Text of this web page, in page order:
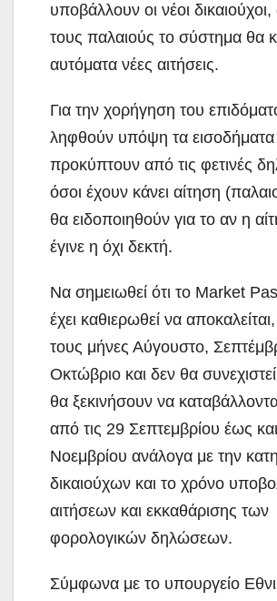
υποβάλλουν οι νέοι
τους παλαιούς το σύστημα θα
αυτόματα νέες αιτήσεις.
Για την χορήγηση του
ληφθούν υπόψη τα
προκύπτουν από τις φετινές
όσοι έχουν κάνει αίτηση
θα ειδοποιηθούν για το αν η
έγινε η όχι δεκτή.
Να σημειωθεί ότι το Market
έχει καθιερωθεί να
τους μήνες Αύγουστο,
Οκτώβριο και δεν θα
θα ξεκινήσουν να
από τις 29 Σεπτεμβρίου έως
Νοεμβρίου ανάλογα με την
δικαιούχων και το χρόνο
αιτήσεων και εκκαθάρισης των
φορολογικών δηλώσεων.
Σύμφωνα με το υπουργείο